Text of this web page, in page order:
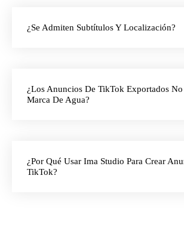
¿Se Admiten Subtítulos Y Localización?
¿Los Anuncios De TikTok Exportados No
Marca De Agua?
¿Por Qué Usar Ima Studio Para Crear
TikTok?